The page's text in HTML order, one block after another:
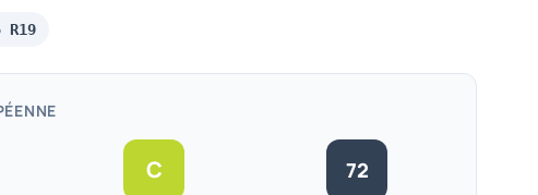
R19
C 72